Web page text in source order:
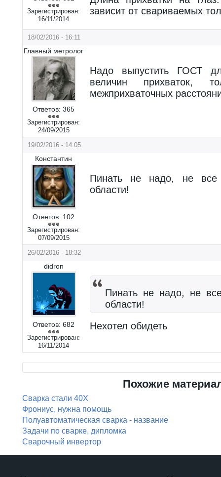
Зарегистрирован:
16/11/2014
зависит от свариваемых
18/02/2016 - 16:11
Главный метролог
Ответов: 365
Зарегистрирован:
24/09/2015
Надо выпустить ГОСТ
величин прихваток,
межприхваточных
19/02/2016 - 14:05
Константин
Ответов: 102
Зарегистрирован:
07/09/2015
Пинать не надо, не все
области!
26/02/2016 - 18:32
didron
Ответов: 682
Зарегистрирован:
16/11/2014
Пинать не надо, не
области!
Нехотел обидеть
Похожие
Сварка стали 40Х
Фрониус, нужна помощь
Полуавтоматическая сварка - название
Задачи по сварке, дипломка
Сварочный инвертор